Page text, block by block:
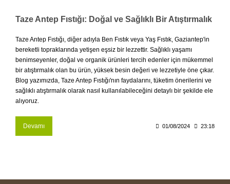
Taze Antep Fıstığı: Doğal ve Sağlıklı Bir Atıştırmalık
Taze Antep Fıstığı, diğer adıyla Ben Fıstık veya Yaş Fıstık, Gaziantep'in
bereketli topraklarında yetişen eşsiz bir lezzettir. Sağlıklı yaşamı
benimseyenler, doğal ve organik ürünleri tercih edenler için mükemmel
bir atıştırmalık olan bu ürün, yüksek besin değeri ve lezzetiyle öne çıkar.
Blog yazımızda, Taze Antep Fıstığı'nın faydalarını, tüketim önerilerini ve
sağlıklı atıştırmalık olarak nasıl kullanılabileceğini detaylı bir şekilde ele
alıyoruz.
Devamı 01/08/2024 23:18